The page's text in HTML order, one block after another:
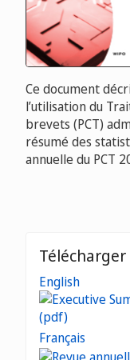
Ce document
l’utilisation du
brevets (PCT)
résumé des
annuelle du PCT
Télécharger
English
Français